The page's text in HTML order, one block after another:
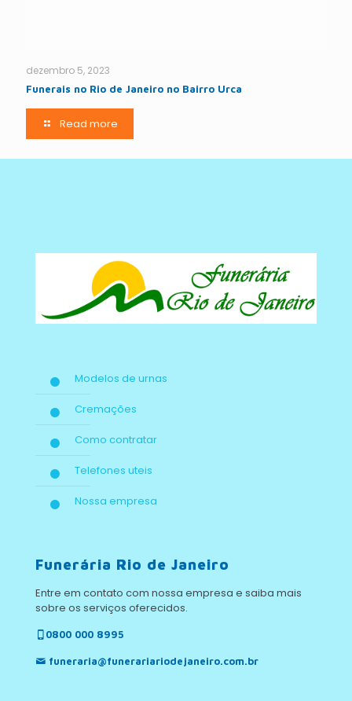
dezembro 5, 2023
Funerais no Rio de Janeiro no Bairro Urca
Read more
Modelos de urnas
Cremações
Como contratar
Telefones uteis
Nossa empresa
Funerária Rio de Janeiro
Entre em contato com nossa empresa e saiba mais
sobre os serviços oferecidos.
0800 000 8995
funeraria@funerariariodejaneiro.com.br